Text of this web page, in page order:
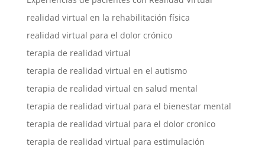
realidad virtual en la rehabilitación física
realidad virtual para el dolor crónico
terapia de realidad virtual
terapia de realidad virtual en el autismo
terapia de realidad virtual en salud mental
terapia de realidad virtual para el bienestar mental
terapia de realidad virtual para el dolor cronico
terapia de realidad virtual para estimulación